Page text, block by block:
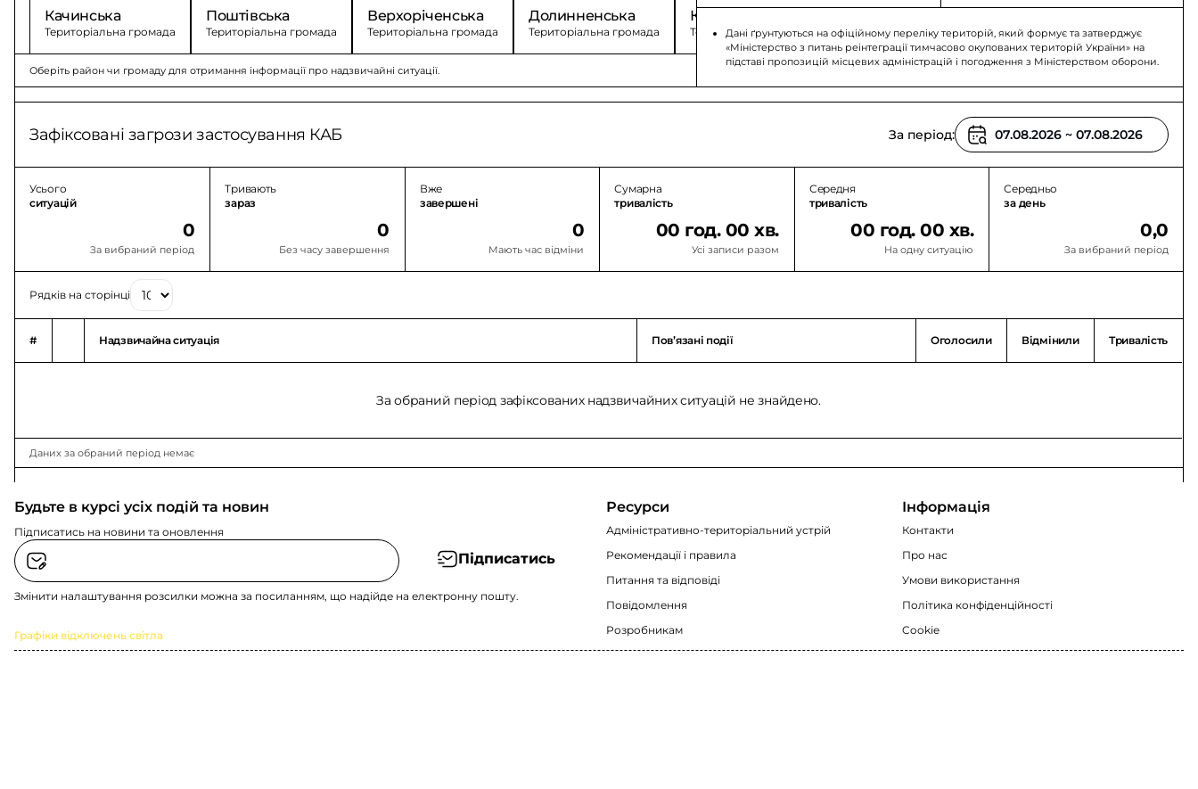
Качинська
Територіальна громада
Поштівська
Територіальна громада
Верхоріченська
Територіальна громада
Долинненська
Територіальна громада
Красномацька
Територіальна громада Територіальна громада Територіальна громада
Оберіть район чи громаду для отримання інформації про надзвичайні ситуації.
Дані ґрунтуються на офіційному переліку територій, який формує та затверджує
«Міністерство з питань реінтеграції тимчасово окупованих територій України» на
підставі пропозицій місцевих адміністрацій і погодження з Міністерством оборони.
Зафіксовані загрози застосування КАБ За період:
Усього
ситуацій
0
За вибраний період
Тривають
зараз
0
Без часу завершення
Вже
завершені
0
Мають час відміни
Сумарна
тривалість
00 год. 00 хв.
Усі записи разом
Середня
тривалість
00 год. 00 хв.
На одну ситуацію
Середньо
за день
0,0
За вибраний період
Рядків на сторінці
# Надзвичайна ситуація Повʼязані події Оголосили Відмінили Тривалість
За обраний період зафіксованих надзвичайних ситуацій не знайдено.
Даних за обраний період немає
Будьте в курсі усіх подій та новин
Підписатись на новини та оновлення
Підписатись
Змінити налаштування розсилки можна за посиланням, що надійде на електронну пошту.
Графіки відключень світла
Ресурси
Адміністративно-територіальний устрій
Рекомендації i правила
Питання та відповіді
Повідомлення
Розробникам
Інформація
Контакти
Про нас
Умови використання
Політика конфіденційності
Cookie